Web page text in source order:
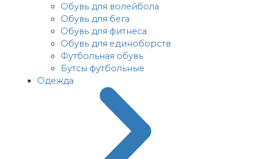
Обувь для волейбола
Обувь для бега
Обувь для фитнеса
Обувь для единоборств
Футбольная обувь
Бутсы футбольные
Одежда